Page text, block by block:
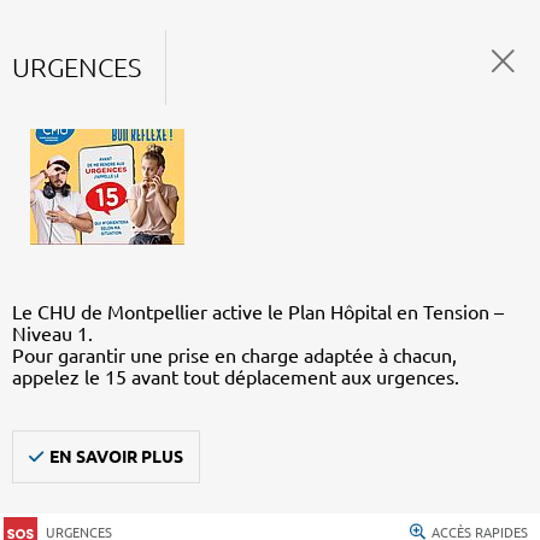
URGENCES
Le CHU de Montpellier active le Plan Hôpital en Tension –
Niveau 1.
Pour garantir une prise en charge adaptée à chacun,
appelez le 15 avant tout déplacement aux urgences.
EN SAVOIR PLUS
URGENCES ACCÈS RAPIDES